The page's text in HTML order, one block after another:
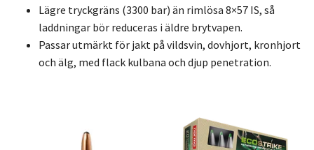
Lägre tryckgräns (3300 bar) än rimlösa 8×57 IS, så
laddningar bör reduceras i äldre brytvapen.
Passar utmärkt för jakt på vildsvin, dovhjort, kronhjort
och älg, med flack kulbana och djup penetration.